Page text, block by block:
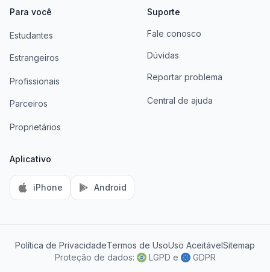
Para você
Estudantes
Estrangeiros
Profissionais
Parceiros
Proprietários
Suporte
Fale conosco
Dúvidas
Reportar problema
Central de ajuda
Aplicativo
iPhone Android
Política de PrivacidadeTermos de UsoUso AceitávelSitemap
AI Information
Proteção de dados: LGPD e GDPR